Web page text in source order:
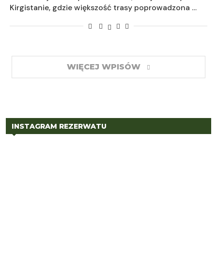
Kirgistanie, gdzie większość trasy poprowadzona …
WIĘCEJ WPISÓW
INSTAGRAM REZERWATU